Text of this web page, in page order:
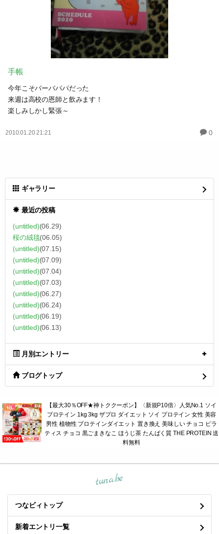
手帳
今年こそバーバパパだった
来週は高校の恩師と飲みます！
楽しみしかし緊張～
2010.01.20 21:21 0
ギャラリー
最近の投稿
(untitled)(06.29)
桜の絨毯(06.05)
(untitled)(07.15)
(untitled)(07.09)
(untitled)(07.04)
(untitled)(07.03)
(untitled)(06.27)
(untitled)(06.24)
(untitled)(06.19)
(untitled)(06.13)
月別エントリー
ブログトップ
【最大30％OFF★神トククーポン】〈新規P10倍〉人気No.1 ソイ
プロテイン 1kg 3kg ザプロ ダイエット ソイ プロテイン 女性 美容
男性 植物性 プロテインダイエット 置き換え 美味しい チョコ ピラ
ティス チョコ 黒ごまきなこ ほうじ茶 たんぱく質 THE PROTEIN 送
料無料
tuna.be
つなビィトップ
新着エントリ一覧